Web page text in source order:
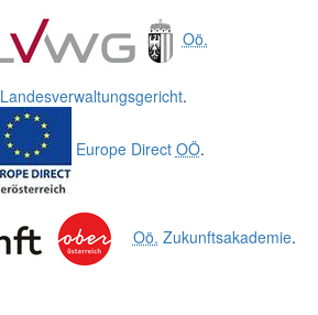
Oö.
Landesverwaltungsgericht.
Europe Direct OÖ.
Oö. Zukunftsakademie.